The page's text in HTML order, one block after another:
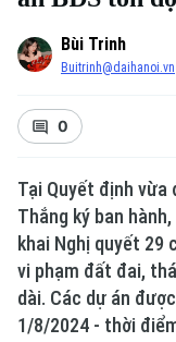
Xu hướng
Bùi Trinh
Buitrinh@daihanoi.vn
0
Tại Quyết định vừa
Thắng ký ban
khai Nghị quyết 29
vi phạm đất đai,
dài. Các dự án
1/8/2024 - thời